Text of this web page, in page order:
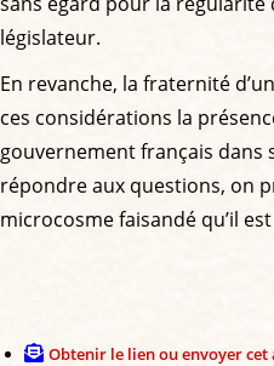
législateur.
En revanche, la fraternité
ces considérations la
gouvernement français
répondre aux questions, on
microcosme faisandé qu’il
Obtenir le lien ou envoyer